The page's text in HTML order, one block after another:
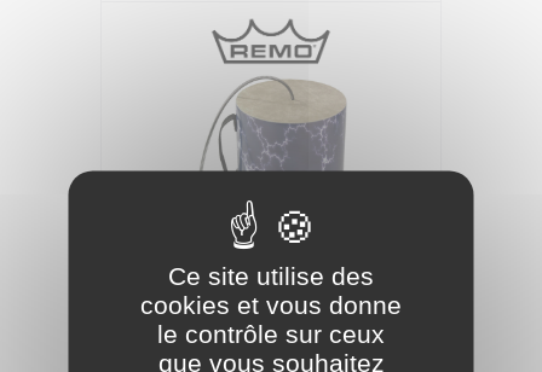
REMO 6x6' THUNDER
Ce site utilise des
cookies et vous donne
le contrôle sur ceux
que vous souhaitez